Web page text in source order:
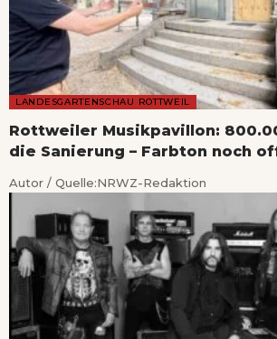
LANDESGARTENSCHAU ROTTWEIL
Rottweiler Musikpavillon:
die Sanierung – Farbton noch
Autor / Quelle:NRWZ-Redaktion